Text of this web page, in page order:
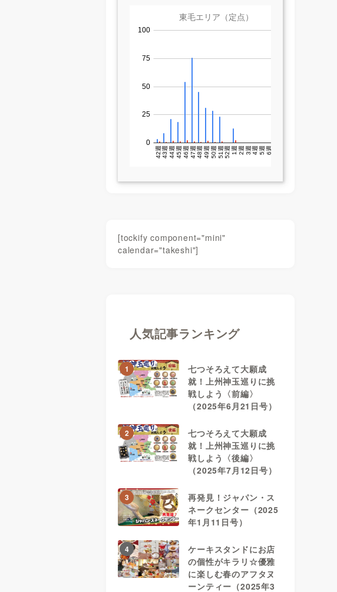
[tockify component="mini"
calendar="takeshi"]
人気記事ランキング
1
七つそろえて大願成
就！上州神玉巡りに挑
戦しよう〈前編〉
（2025年6月21日号）
2
七つそろえて大願成
就！上州神玉巡りに挑
戦しよう〈後編〉
（2025年7月12日号）
3
再発見！ジャパン・ス
ネークセンター（2025
年1月11日号）
4
ケーキスタンドにお店
の個性がキラリ☆優雅
に楽しむ春のアフタヌ
ーンティー（2025年3